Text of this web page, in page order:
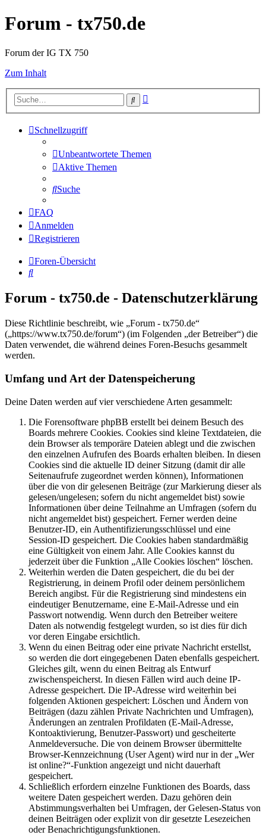
Forum - tx750.de
Forum der IG TX 750
Zum Inhalt
Suche
Schnellzugriff
Unbeantwortete Themen
Aktive Themen
Suche
FAQ
Anmelden
Registrieren
Foren-Übersicht
Suche
Forum - tx750.de - Datenschutzerklärung
Diese Richtlinie beschreibt, wie „Forum - tx750.de“
(„https://www.tx750.de/forum“) (im Folgenden „der Betreiber“) die
Daten verwendet, die während deines Foren-Besuchs gesammelt
werden.
Umfang und Art der Datenspeicherung
Deine Daten werden auf vier verschiedene Arten gesammelt:
Die Forensoftware phpBB erstellt bei deinem Besuch des
Boards mehrere Cookies. Cookies sind kleine Textdateien, die
dein Browser als temporäre Dateien ablegt und die zwischen
den einzelnen Aufrufen des Boards erhalten bleiben. In diesen
Cookies sind die aktuelle ID deiner Sitzung (damit dir alle
Seitenaufrufe zugeordnet werden können), Informationen
über die von dir gelesenen Beiträge (zur Markierung dieser als
gelesen/ungelesen; sofern du nicht angemeldet bist) sowie
Informationen über deine Teilnahme an Umfragen (sofern du
nicht angemeldet bist) gespeichert. Ferner werden deine
Benutzer-ID, ein Authentifizierungsschlüssel und eine
Session-ID gespeichert. Die Cookies haben standardmäßig
eine Gültigkeit von einem Jahr. Alle Cookies kannst du
jederzeit über die Funktion „Alle Cookies löschen“ löschen.
Weiterhin werden die Daten gespeichert, die du bei der
Registrierung, in deinem Profil oder deinem persönlichem
Bereich angibst. Für die Registrierung sind mindestens ein
eindeutiger Benutzername, eine E-Mail-Adresse und ein
Passwort notwendig. Wenn durch den Betreiber weitere
Daten als notwendig festgelegt wurden, so ist dies für dich
vor deren Eingabe ersichtlich.
Wenn du einen Beitrag oder eine private Nachricht erstellst,
so werden die dort eingegebenen Daten ebenfalls gespeichert.
Gleiches gilt, wenn du einen Beitrag als Entwurf
zwischenspeicherst. In diesen Fällen wird auch deine IP-
Adresse gespeichert. Die IP-Adresse wird weiterhin bei
folgenden Aktionen gespeichert: Löschen und Ändern von
Beiträgen (dazu zählen Private Nachrichten und Umfragen),
Änderungen an zentralen Profildaten (E-Mail-Adresse,
Kontoaktivierung, Benutzer-Passwort) und gescheiterte
Anmeldeversuche. Die von deinem Browser übermittelte
Browser-Kennzeichnung (User Agent) wird nur in der „Wer
ist online?“-Funktion angezeigt und nicht dauerhaft
gespeichert.
Schließlich erfordern einzelne Funktionen des Boards, dass
weitere Daten gespeichert werden. Dazu gehören dein
Abstimmungsverhalten bei Umfragen, der Gelesen-Status von
deinen Beiträgen oder explizit von dir gesetzte Lesezeichen
oder Benachrichtigungsfunktionen.